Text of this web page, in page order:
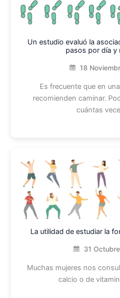
Un estudio evaluó la
pasos por día y
18
Es frecuente que en
recomienden caminar.
cuántas
La utilidad de estudiar la
31
Muchas mujeres nos
calcio o de